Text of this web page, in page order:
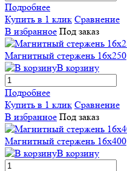
Подробнее
Купить в 1 клик Сравнение
В избранное Под заказ
Магнитный стержень 16х250
В корзину
Подробнее
Купить в 1 клик Сравнение
В избранное Под заказ
Магнитный стержень 16х400
В корзину